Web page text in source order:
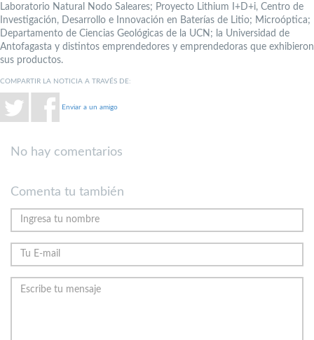
Laboratorio Natural Nodo Saleares; Proyecto Lithium I+D+i, Centro de
Investigación, Desarrollo e Innovación en Baterías de Litio; Microóptica;
Departamento de Ciencias Geológicas de la UCN; la Universidad de
Antofagasta y distintos emprendedores y emprendedoras que exhibieron
sus productos.
COMPARTIR LA NOTICIA A TRAVÉS DE:
Enviar a un amigo
No hay comentarios
Comenta tu también